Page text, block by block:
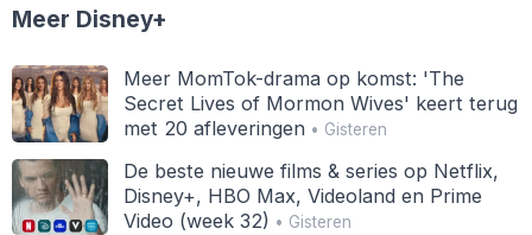
Meer Disney+
Meer MomTok-drama op komst: 'The
Secret Lives of Mormon Wives' keert terug
met 20 afleveringen• Gisteren
De beste nieuwe films & series op Netflix,
Disney+, HBO Max, Videoland en Prime
Video (week 32) • Gisteren